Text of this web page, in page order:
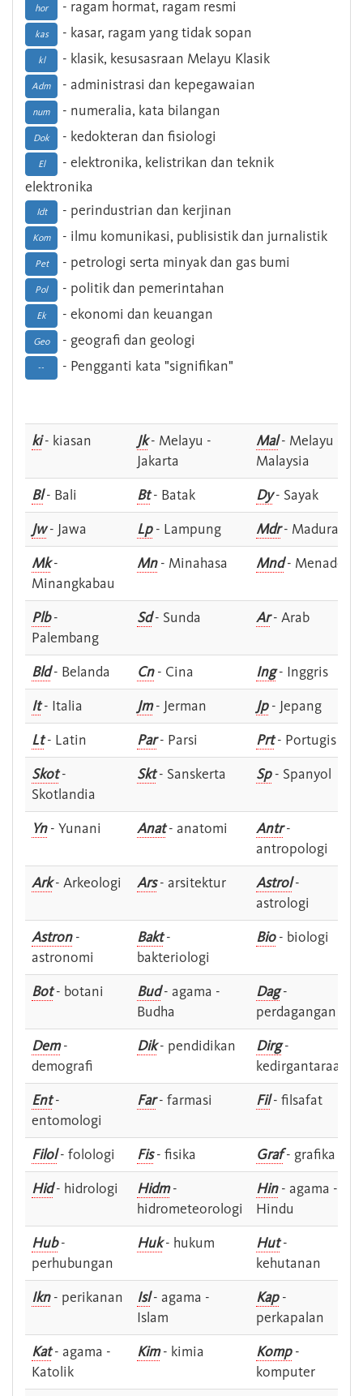
hor - ragam hormat, ragam resmi
kas - kasar, ragam yang tidak sopan
kl - klasik, kesusasraan Melayu Klasik
Adm - administrasi dan kepegawaian
num - numeralia, kata bilangan
Dok - kedokteran dan fisiologi
El
- elektronika, kelistrikan dan teknik
elektronika
Idt - perindustrian dan kerjinan
Kom - ilmu komunikasi, publisistik dan jurnalistik
Pet - petrologi serta minyak dan gas bumi
Pol - politik dan pemerintahan
Ek - ekonomi dan keuangan
Geo - geografi dan geologi
-- - Pengganti kata "signifikan"
ki- kiasan Jk- Melayu -
Jakarta
Mal- Melayu -
Malaysia
Bl- Bali Bt- Batak Dy- Sayak
Jw- Jawa Lp- Lampung Mdr- Madura
Mk-
Minangkabau
Mn- Minahasa Mnd- Menado
Plb-
Palembang
Sd- Sunda Ar- Arab
Bld- Belanda Cn- Cina Ing- Inggris
It- Italia Jm- Jerman Jp- Jepang
Lt- Latin Par- Parsi Prt- Portugis
Skot-
Skotlandia
Skt- Sanskerta Sp- Spanyol
Yn- Yunani Anat- anatomi Antr-
antropologi
Ark- Arkeologi Ars- arsitektur Astrol-
astrologi
Astron-
astronomi
Bakt-
bakteriologi
Bio- biologi
Bot- botani Bud- agama -
Budha
Dag-
perdagangan
Dem-
demografi
Dik- pendidikan Dirg-
kedirgantaraan
Ent-
entomologi
Far- farmasi Fil- filsafat
Filol- folologi Fis- fisika Graf- grafika
Hid- hidrologi Hidm-
hidrometeorologi
Hin- agama -
Hindu
Hub-
perhubungan
Huk- hukum Hut-
kehutanan
Ikn- perikanan Isl- agama -
Islam
Kap-
perkapalan
Kat- agama -
Katolik
Kim- kimia Komp-
komputer